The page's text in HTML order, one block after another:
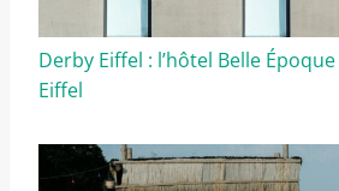
Derby Eiffel : l’hôtel Belle
Eiffel